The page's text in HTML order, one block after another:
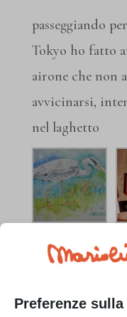
passeggiando
Tokyo ho fatto
airone che non
avvicinarsi,
nel laghetto
acquerello
Preferenze